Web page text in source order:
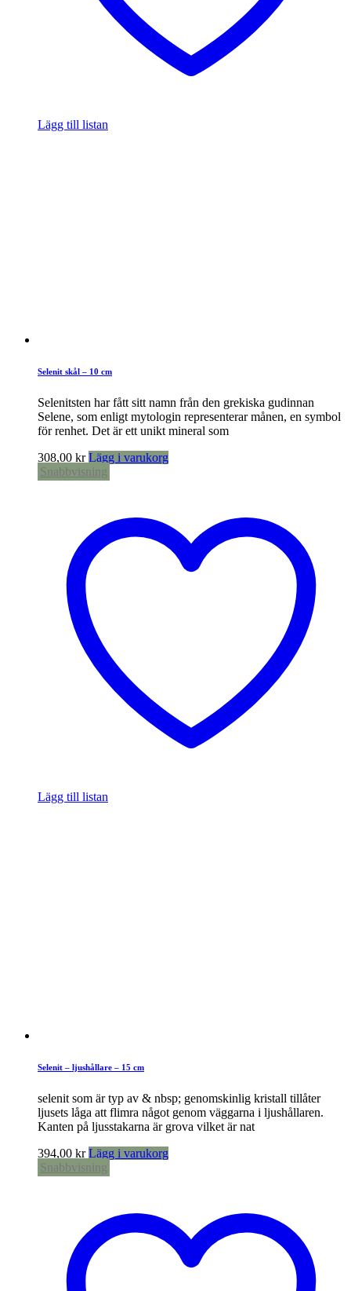
Lägg till listan
Selenit skål – 10 cm
Selenitsten har fått sitt namn från den grekiska gudinnan
Selene, som enligt mytologin representerar månen, en symbol
för renhet. Det är ett unikt mineral som
308,00 kr Lägg i varukorg
Snabbvisning
Lägg till listan
Selenit – ljushållare – 15 cm
selenit som är typ av & nbsp; genomskinlig kristall tillåter
ljusets låga att flimra något genom väggarna i ljushållaren.
Kanten på ljusstakarna är grova vilket är nat
394,00 kr Lägg i varukorg
Snabbvisning